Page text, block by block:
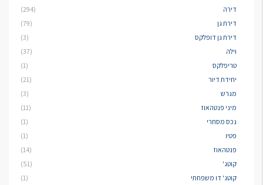
דירה
(294)
דירת גן
(79)
דירת גן דופלקס
(3)
וילה
(37)
טריפלקס
(1)
יחידת דיור
(21)
מגרש
(3)
מיני פנטהאוז
(11)
נכס מסחרי
(1)
פטיו
(1)
פנטהאוז
(14)
קוטג'
(51)
קוטג' דו משפחתי
(1)